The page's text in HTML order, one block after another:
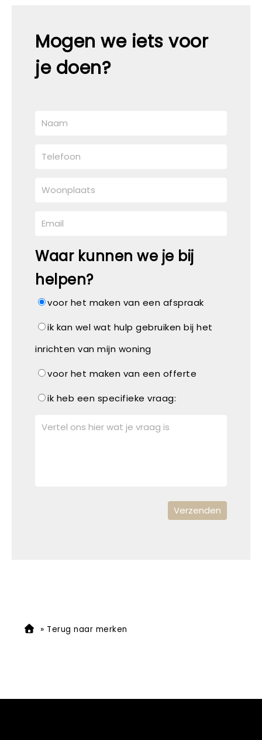
Mogen we iets voor
je doen?
Waar kunnen we je bij
helpen?
voor het maken van een afspraak
ik kan wel wat hulp gebruiken bij het
inrichten van mijn woning
voor het maken van een offerte
ik heb een specifieke vraag:
» Terug naar merken